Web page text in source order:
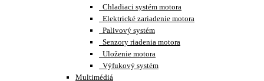
Chladiaci systém motora
Elektrické zariadenie motora
Palivový systém
Senzory riadenia motora
Uloženie motora
Výfukový systém
Multimédiá